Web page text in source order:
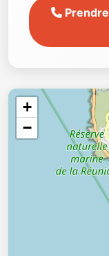
Prendre
+
−